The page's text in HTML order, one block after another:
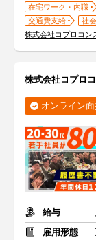
在宅ワーク・内職
交通費支給
社
株式会社コプロコン
株式会社コプロ
オンライン
給与
雇用形態